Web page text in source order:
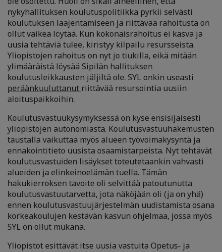
nykyhallituksen koulutuspolitiikka pyrkii selvästi
koulutuksen laajentamiseen ja riittävää rahoitusta on
ollut vaikea löytää. Kun kokonaisrahoitus ei kasva ja
uusia tehtäviä tulee, kiristyy kilpailu resursseista.
Yliopistojen rahoitus on nyt jo tiukilla, eikä mitään
ylimääräistä löysää Sipilän hallituksen
koulutusleikkausten jäljiltä ole. SYL onkin useasti
peräänkuuluttanut riittävää resursointia uusiin
aloituspaikkoihin.
Koulutusvastuukysymyksessä on kyse ensisijaisesti
yliopistojen autonomiasta. Koulutusvastuuhakemusten
taustalla vaikuttaa myös alueen työvoimakysyntä ja
ennakointitieto uusista osaamistarpeista. Nyt tehtävät
koulutusvastuiden lisäykset toteutetaankin vahvasti
alueiden ja elinkeinoelämän tuella. Tämän
hakukierroksen tavoite oli selvittää patoutunutta
koulutusvastuutarvetta, jota näköjään oli (ja on yhä)
ennen koulutusvastuujärjestelmän uudistamista osana
korkeakoulujen kestävän kasvun ohjelmaa, jossa myös
SYL on ollut mukana.
Yliopistot esittävät itse uusia vastuita Opetus- ja